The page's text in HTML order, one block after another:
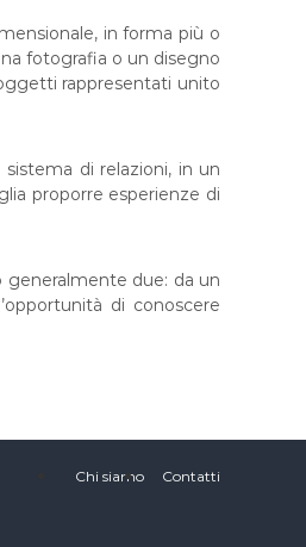
in forma più o
fotografia o un disegno
rappresentati unito
di relazioni, in un
proporre esperienze di
generalmente due: da un
di conoscere
Chi siamo Contatti